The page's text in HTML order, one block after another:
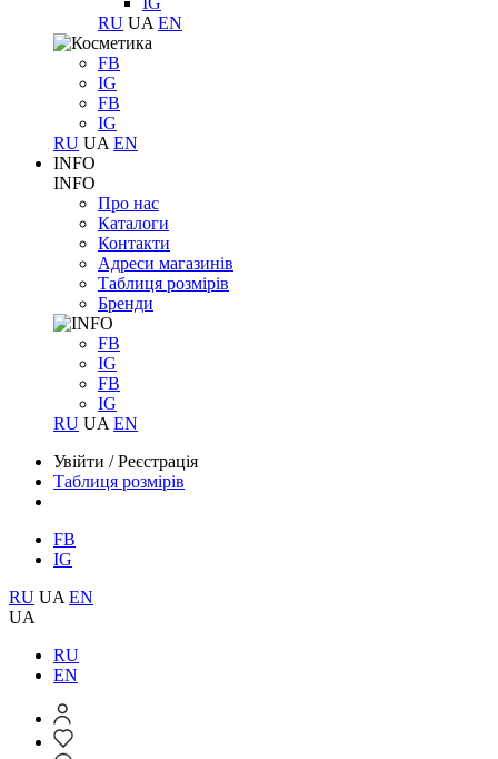
RU UA EN
FB
IG
FB
IG
RU UA EN
INFO
INFO
Про нас
Каталоги
Контакти
Адреси магазинів
Таблиця розмірів
Бренди
FB
IG
FB
IG
RU UA EN
Увійти /Реєстрація
Таблиця розмірів
FB
IG
RU UA EN
UA
RU
EN